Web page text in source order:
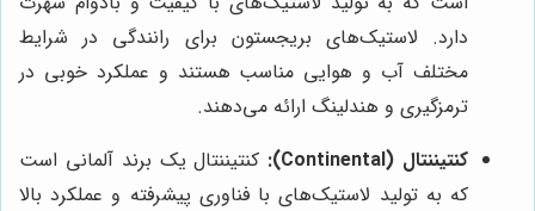
دارد. لاستیک‌های بریجستون برای رانندگی در شرایط
مختلف آب و هوایی مناسب هستند و عملکرد خوبی در
ترمزگیری و هندلینگ ارائه می‌دهند.
کنتیننتال (Continental):
کنتیننتال یک برند آلمانی است
که به تولید لاستیک‌های با فناوری پیشرفته و عملکرد بالا